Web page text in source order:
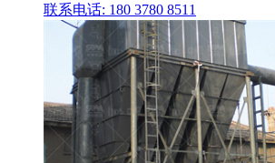
联系电话: 180 3780 8511